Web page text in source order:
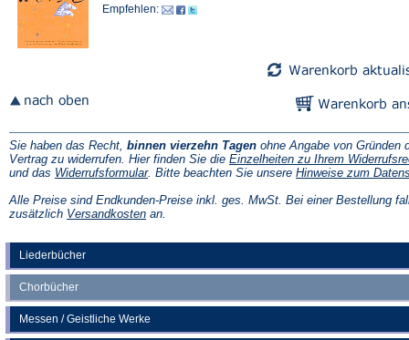
Liederbücher
Chorbücher
Messen / Geistliche Werke
Empfehlen:
Sie haben das Recht, binnen vierzehn Tagen ohne Angabe von Gründen
Vertrag zu widerrufen. Hier finden Sie die Einzelheiten zu Ihrem
und das Widerrufsformular(Öffnet
einem
neuen
. Bitte beachten Sie unsere Hinweise zum
Alle Preise sind Endkunden-Preise inkl. ges. MwSt. Bei einer Bestellung
zusätzlich Versandkosten(Öffnet
an.